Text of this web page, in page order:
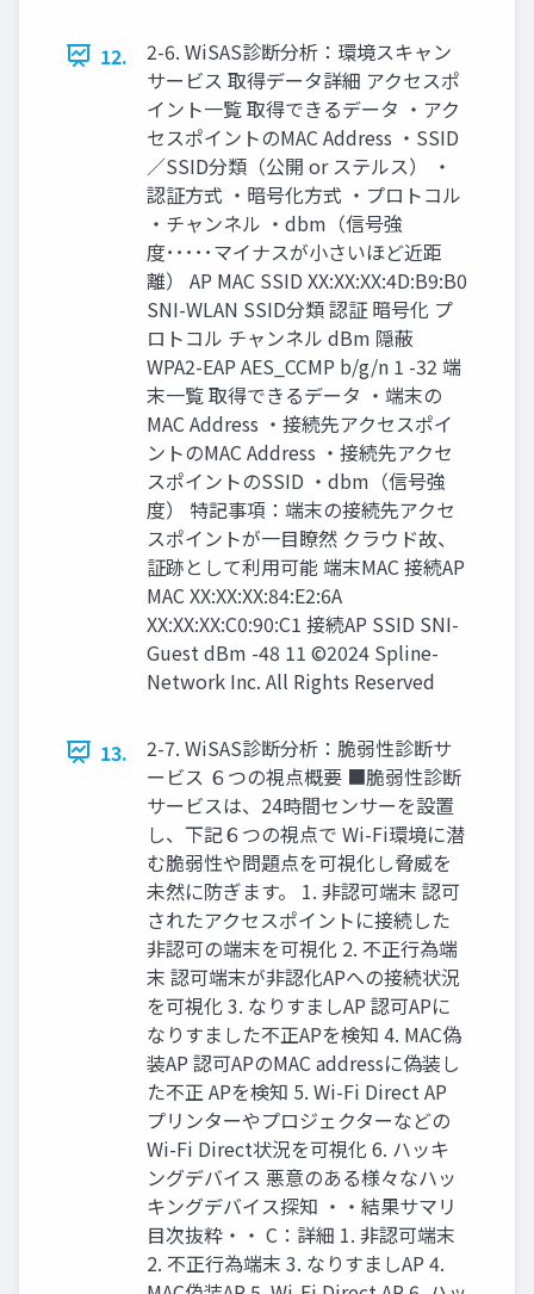
12.
2-6. WiSAS診断分析：環境スキャン
サービス 取得データ詳細 アクセスポ
イント一覧 取得できるデータ ・アク
セスポイントのMAC Address ・SSID
／SSID分類（公開 or ステルス） ・
認証方式 ・暗号化方式 ・プロトコル
・チャンネル ・dbm（信号強
度･････マイナスが小さいほど近距
離） AP MAC SSID XX:XX:XX:4D:B9:B0
SNI-WLAN SSID分類 認証 暗号化 プ
ロトコル チャンネル dBm 隠蔽
WPA2-EAP AES_CCMP b/g/n 1 -32 端
末一覧 取得できるデータ ・端末の
MAC Address ・接続先アクセスポイ
ントのMAC Address ・接続先アクセ
スポイントのSSID ・dbm（信号強
度） 特記事項：端末の接続先アクセ
スポイントが一目瞭然 クラウド故、
証跡として利用可能 端末MAC 接続AP
MAC XX:XX:XX:84:E2:6A
XX:XX:XX:C0:90:C1 接続AP SSID SNI-
Guest dBm -48 11 ©2024 Spline-
Network Inc. All Rights Reserved
13.
2-7. WiSAS診断分析：脆弱性診断サ
ービス ６つの視点概要 ■脆弱性診断
サービスは、24時間センサーを設置
し、下記６つの視点で Wi-Fi環境に潜
む脆弱性や問題点を可視化し脅威を
未然に防ぎます。 1. 非認可端末 認可
されたアクセスポイントに接続した
非認可の端末を可視化 2. 不正行為端
末 認可端末が非認化APへの接続状況
を可視化 3. なりすましAP 認可APに
なりすました不正APを検知 4. MAC偽
装AP 認可APのMAC addressに偽装し
た不正 APを検知 5. Wi-Fi Direct AP
プリンターやプロジェクターなどの
Wi-Fi Direct状況を可視化 6. ハッキ
ングデバイス 悪意のある様々なハッ
キングデバイス探知 ・・結果サマリ
目次抜粋・・ C：詳細 1. 非認可端末
2. 不正行為端末 3. なりすましAP 4.